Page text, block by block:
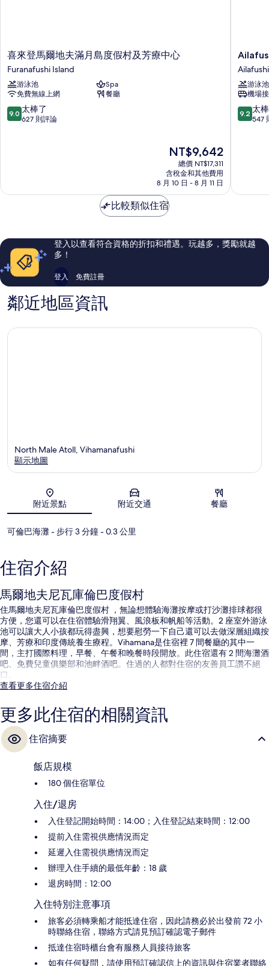
喜
來
登
馬
爾
地
夫
及
心
Furanafushi
Island
喜來登馬爾地夫滿月島度假村及芳療中心
Furanafushi Island
游泳池
Spa
免費無線上網
餐廳
9.0
分，
了，
論
9.0 太棒了
627 則評論
現
價
格
為
NT$9,642
NT$9,642
總價 NT$17,311
含稅金和其他費用
8 月 10 日 - 8 月 11 日
Ailafushi
OBLU
全
包
式
飯
Ailafushi
Ailafushi
游泳池
機場
9.2
分，
了，
論
9.2 太
547
比較類似住宿
登入以查看符合資格的折扣和禮遇。玩越多，獎勵就越
多！
登入 免費註冊
鄰近地區資訊
地圖
North Male Atoll, Vihamanafushi
顯示地圖
附近景點 附近交通 餐廳
可倫巴海灘- 步行 3 分鐘- 0.3 公里
住宿介紹
馬爾地夫尼瓦庫倫巴度假村
住馬爾地夫尼瓦庫倫巴度假村 ，無論想體驗海灘按摩或打沙灘排球都很
方便，您還可以在住宿體驗滑翔翼、風浪板和帆船等活動。2 座室外游泳
池可以讓大人小孩都玩得盡興，想要慰勞一下自己還可以去做深層組織按
摩、芳療和印度傳統養生療程。Vihamana是住宿裡 7 間餐廳的其中一
間，主打國際料理，早餐、午餐和晚餐時段開放。此住宿還有 2 間海灘酒
吧、免費兒童俱樂部和池畔酒吧。住過的人都對住宿的友善員工讚不絕
口。
查看更多住宿介紹
更多此住宿的相關資訊
住宿摘要
飯店規模
180 個住宿單位
入住/退房
入住登記開始時間：14:00；入住登記結束時間：12:00
提前入住需視供應情況而定
延遲入住需視供應情況而定
辦理入住手續的最低年齡：18 歲
退房時間：12:00
入住特別注意事項
旅客必須轉乘船才能抵達住宿，因此請務必於出發前 72 小
時聯絡住宿，聯絡方式請見預訂確認電子郵件
抵達住宿時櫃台會有服務人員接待旅客
如有任何疑問，請使用預訂確認信上的資訊與住宿業者聯絡